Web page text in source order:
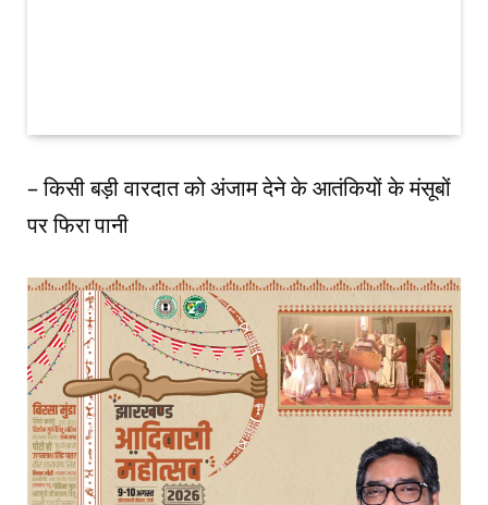
– किसी बड़ी वारदात को अंजाम देने के आतंकियों के मंसूबों
पर फिरा पानी